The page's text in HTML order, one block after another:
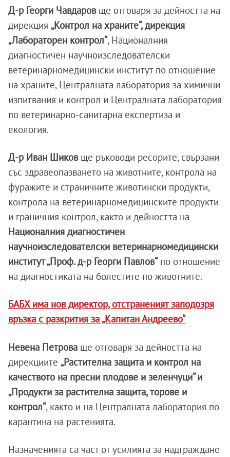
Д-р Георги Чавдаров ще отговаря за дейността на
дирекция „Контрол на храните“, дирекция
„Лабораторен контрол“, Националния
диагностичен научноизследователски
ветеринарномедицински институт по отношение
на храните, Централната лаборатория за химични
изпитвания и контрол и Централната лаборатория
по ветеринарно-санитарна експертиза и
екология.
Д-р Иван Шиков ще ръководи ресорите, свързани
със здравеопазването на животните, контрола на
фуражите и страничните животински продукти,
контрола на ветеринарномедицинските продукти
и граничния контрол, както и дейността на
Националния диагностичен
научноизследователски ветеринарномедицински
институт „Проф. д-р Георги Павлов“по отношение
на диагностиката на болестите по животните.
БАБХ има нов директор, отстраненият заподозря
връзка с разкрития за „Капитан Андреево“
Невена Петрова ще отговаря за дейността на
дирекциите „Растителна защита и контрол на
качеството на пресни плодове и зеленчуци“ и
„Продукти за растителна защита, торове и
контрол“, както и на Централната лаборатория по
карантина на растенията.
Назначенията са част от усилията за надграждане